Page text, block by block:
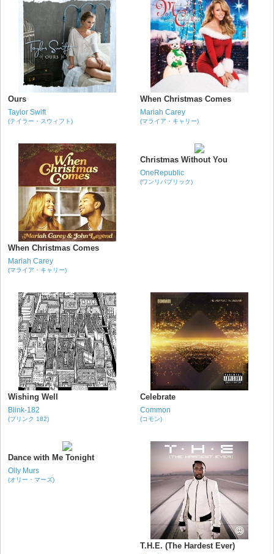
Ours
Taylor Swift
(テイラー・スウィフト)
When Christmas Comes
Mariah Carey
(マライア・キャリー)
When Christmas Comes
Mariah Carey
(マライア・キャリー)
Christmas Without You
OneRepublic
(ワンリパブリック)
Wishing Well
Blink-182
(ブリンク 182)
Celebrate
Common
(コモン)
Dance with Me Tonight
Olly Murs
(オリー・マーズ)
T.H.E. (The Hardest Ever)